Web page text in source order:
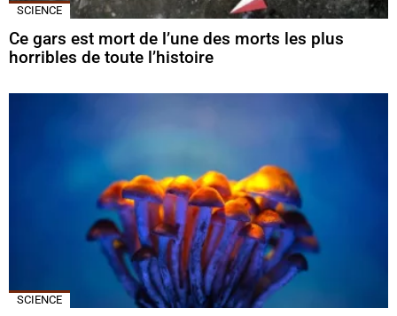
SCIENCE
Ce gars est mort de l’une des morts les plus
horribles de toute l’histoire
SCIENCE